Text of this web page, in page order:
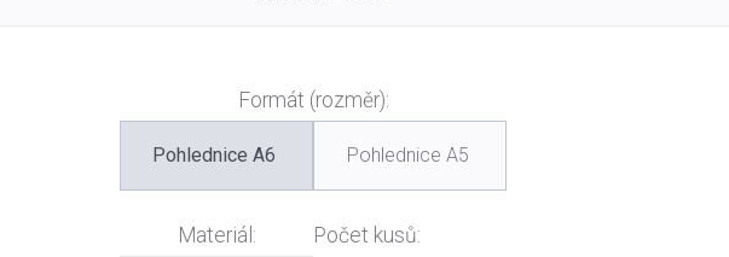
Formát (rozměr):
Pohlednice A6 Pohlednice A5
Materiál: Počet kusů: